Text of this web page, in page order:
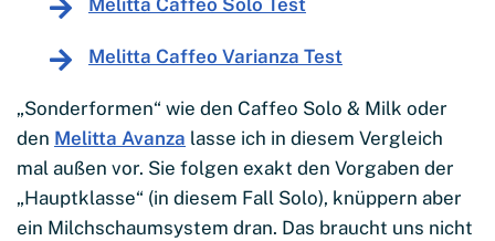
Melitta Caffeo Varianza Test
„Sonderformen“ wie den Caffeo Solo & Milk oder
den Melitta Avanza lasse ich in diesem Vergleich
mal außen vor. Sie folgen exakt den Vorgaben der
„Hauptklasse“ (in diesem Fall Solo), knüppern aber
ein Milchschaumsystem dran. Das braucht uns nicht